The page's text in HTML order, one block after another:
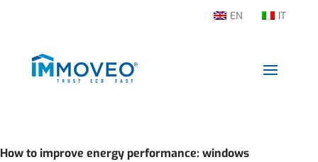
EN IT
How to improve energy performance: windows